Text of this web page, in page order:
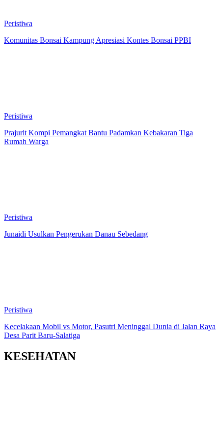
Peristiwa
Komunitas Bonsai Kampung Apresiasi Kontes Bonsai PPBI
Peristiwa
Prajurit Kompi Pemangkat Bantu Padamkan Kebakaran Tiga
Rumah Warga
Peristiwa
Junaidi Usulkan Pengerukan Danau Sebedang
Peristiwa
Kecelakaan Mobil vs Motor, Pasutri Meninggal Dunia di Jalan Raya
Desa Parit Baru-Salatiga
KESEHATAN